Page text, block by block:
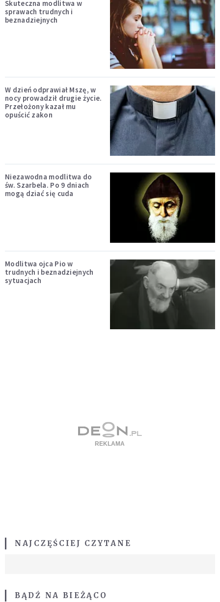
Skuteczna modlitwa w
sprawach trudnych i
beznadziejnych
W dzień odprawiał Mszę, w
nocy prowadził drugie życie.
Przełożony kazał mu
opuścić zakon
Niezawodna modlitwa do
św. Szarbela. Po 9 dniach
mogą dziać się cuda
Modlitwa ojca Pio w
trudnych i beznadziejnych
sytuacjach
NAJCZĘŚCIEJ CZYTANE
BĄDŹ NA BIEŻĄCO